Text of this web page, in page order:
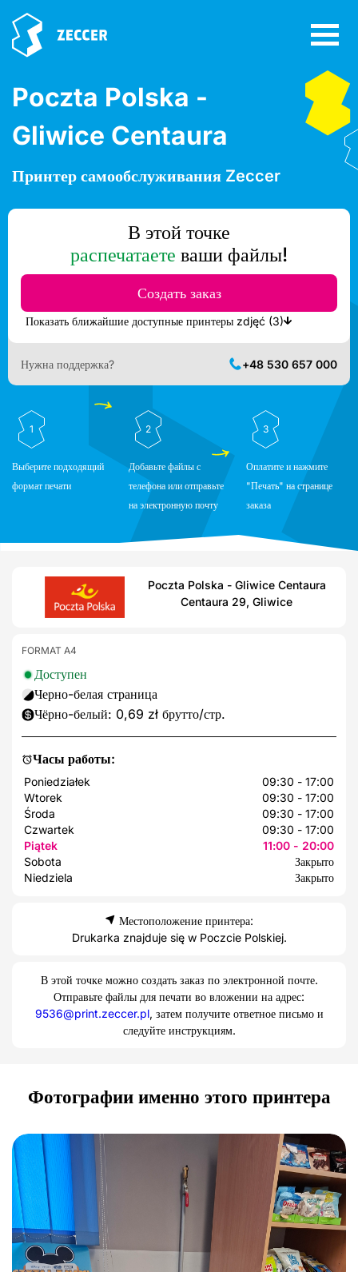
Poczta Polska -
Gliwice Centaura
Принтер самообслуживания Zeccer
В этой точке
распечатаете ваши файлы!
Создать заказ
Показать ближайшие доступные принтеры zdjęć (3)
Нужна поддержка? +48 530 657 000
1
Выберите подходящий
формат печати
2
Добавьте файлы с
телефона или отправьте
на электронную почту
3
Оплатите и нажмите
"Печать" на странице
заказа
Poczta Polska - Gliwice Centaura
Centaura 29, Gliwice
Часы работы:
Poniedziałek
09:30 - 17:00
Wtorek
09:30 - 17:00
Środa
09:30 - 17:00
Czwartek
09:30 - 17:00
Piątek
11:00 - 20:00
Sobota
Закрыто
Niedziela
Закрыто
FORMAT A4
Доступен
Черно-белая страница
Чёрно-белый: 0,69 zł брутто/стр.
Местоположение принтера:
Drukarka znajduje się w Poczcie Polskiej.
В этой точке можно создать заказ по электронной почте.
Отправьте файлы для печати во вложении на адрес:
9536@print.zeccer.pl, затем получите ответное письмо и
следуйте инструкциям.
Фотографии именно этого принтера